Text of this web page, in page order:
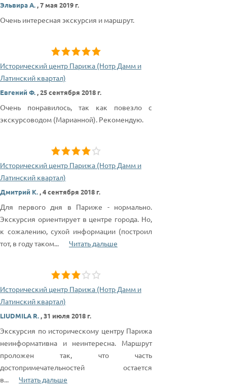
Эльвира А.,7 мая 2019 г.
Очень интересная экскурсия и маршрут.
Исторический центр Парижа (Нотр Дамм и
Латинский квартал)
Евгений Ф.,25 сентября 2018 г.
Очень понравилось, так как повезло с
экскурсоводом (Марианной). Рекомендую.
Исторический центр Парижа (Нотр Дамм и
Латинский квартал)
Дмитрий К.,4 сентября 2018 г.
Для первого дня в Париже - нормально.
Экскурсия ориентирует в центре города. Но,
к сожалению, сухой информации (построил
тот, в году таком... Читать дальше
Исторический центр Парижа (Нотр Дамм и
Латинский квартал)
LIUDMILA R.,31 июля 2018 г.
Экскурсия по историческому центру Парижа
неинформативна и неинтересна. Маршрут
проложен так, что часть
достопримечательностей остается
в... Читать дальше